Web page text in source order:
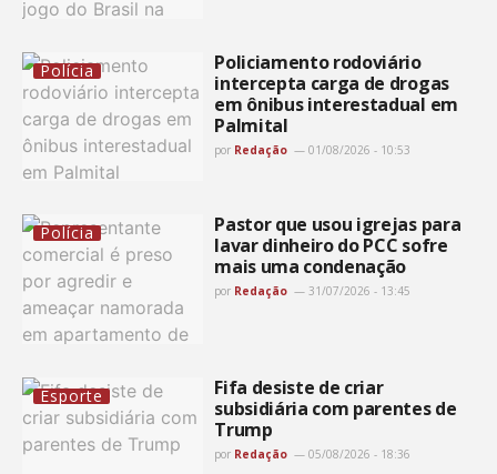
Polícia
Policiamento rodoviário
intercepta carga de drogas
em ônibus interestadual em
Palmital
por Redação 01/08/2026 - 10:53
Polícia
Pastor que usou igrejas para
lavar dinheiro do PCC sofre
mais uma condenação
por Redação 31/07/2026 - 13:45
Esporte
Fifa desiste de criar
subsidiária com parentes de
Trump
por Redação 05/08/2026 - 18:36